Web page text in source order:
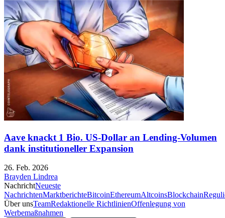
Aave knackt 1 Bio. US-Dollar an Lending-Volumen
dank institutioneller Expansion
26. Feb. 2026
Brayden Lindrea
NachrichtNeueste
NachrichtenMarktberichteBitcoinEthereumAltcoinsBlockchain
Über unsTeamRedaktionelle RichtlinienOffenlegung von
Werbemaßnahmen